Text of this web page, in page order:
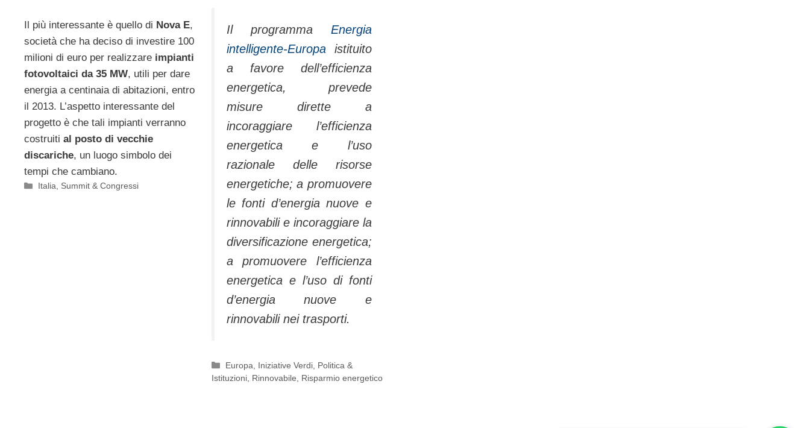
Il più interessante è quello di Nova E,
società che ha deciso di investire 100
milioni di euro per realizzare impianti
fotovoltaici da 35 MW, utili per dare
energia a centinaia di abitazioni, entro
il 2013. L’aspetto interessante del
progetto è che tali impianti verranno
costruiti al posto di vecchie
discariche, un luogo simbolo dei
tempi che cambiano.
Categorie
Italia, Summit & Congressi
Il programmaEnergia
intelligente-Europaistituito
a favore dell’efficienza
energetica, prevede
misure dirette a
incoraggiare l’efficienza
energetica e l’uso
razionale delle risorse
energetiche; a promuovere
le fonti d’energia nuove e
rinnovabili e incoraggiare la
diversificazione energetica;
a promuovere l’efficienza
energetica e l’uso di fonti
d’energia nuove e
rinnovabili nei trasporti.
Categorie
Europa Iniziative Verdi Politica &
Istituzioni, Rinnovabile Risparmio energetico